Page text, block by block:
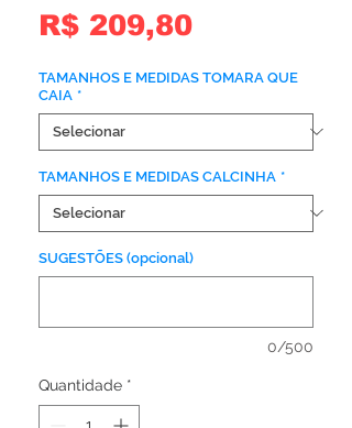
R$ 209,80Preço
TAMANHOS E MEDIDAS TOMARA QUE
CAIA *
TAMANHOS E MEDIDAS CALCINHA *
SUGESTÕES (opcional)
0/500
Quantidade *